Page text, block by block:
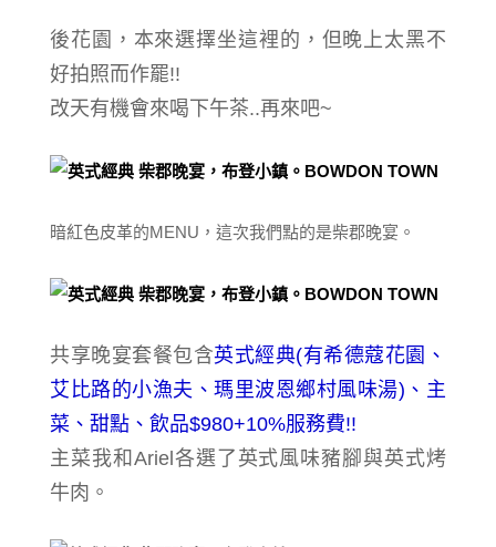
後花園，本來選擇坐這裡的，但晚上太黑不
好拍照而作罷!!
改天有機會來喝下午茶..再來吧~
暗紅色皮革的MENU，這次我們點的是柴郡晚宴。
共享晚宴套餐包含英式經典(有希德蔻花園、
艾比路的小漁夫 、瑪里波恩鄉村風味湯)、主
菜、甜點、飲品$980+10%服務費!!
主菜我和Ariel各選了英式風味豬腳與英式烤
牛肉。